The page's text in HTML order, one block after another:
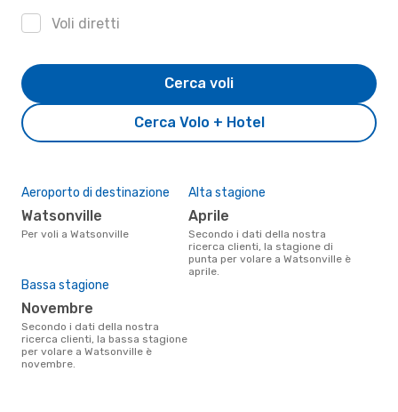
Voli diretti
Cerca Volo + Hotel
Cerca voli
Aeroporto di destinazione
Watsonville
Per voli a Watsonville
Alta stagione
aprile
Secondo i dati della nostra
ricerca clienti, la stagione di
punta per volare a Watsonville è
aprile.
Bassa stagione
novembre
Secondo i dati della nostra
ricerca clienti, la bassa stagione
per volare a Watsonville è
novembre.